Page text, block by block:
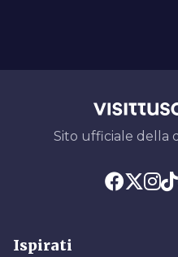
Sito ufficiale della
Ispirati